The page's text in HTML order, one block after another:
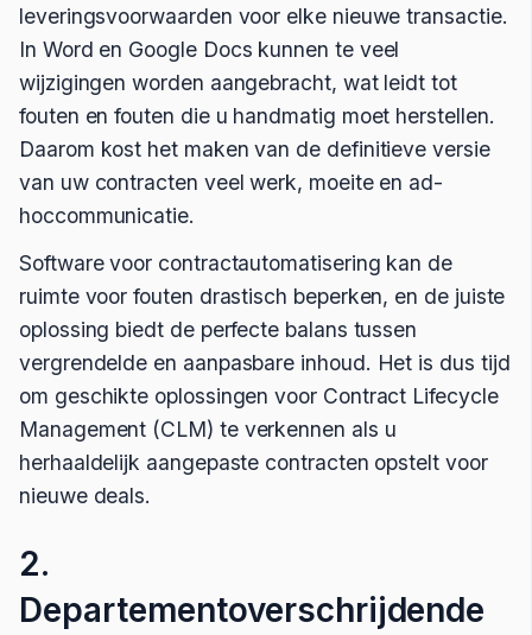
leveringsvoorwaarden voor elke nieuwe transactie.
In Word en Google Docs kunnen te veel
wijzigingen worden aangebracht, wat leidt tot
fouten en fouten die u handmatig moet herstellen.
Daarom kost het maken van de definitieve versie
van uw contracten veel werk, moeite en ad-
hoccommunicatie.
Software voor contractautomatisering kan de
ruimte voor fouten drastisch beperken, en de juiste
oplossing biedt de perfecte balans tussen
vergrendelde en aanpasbare inhoud. Het is dus tijd
om geschikte oplossingen voor Contract Lifecycle
Management (CLM) te verkennen als u
herhaaldelijk aangepaste contracten opstelt voor
nieuwe deals.
2.
Departementoverschrijdende